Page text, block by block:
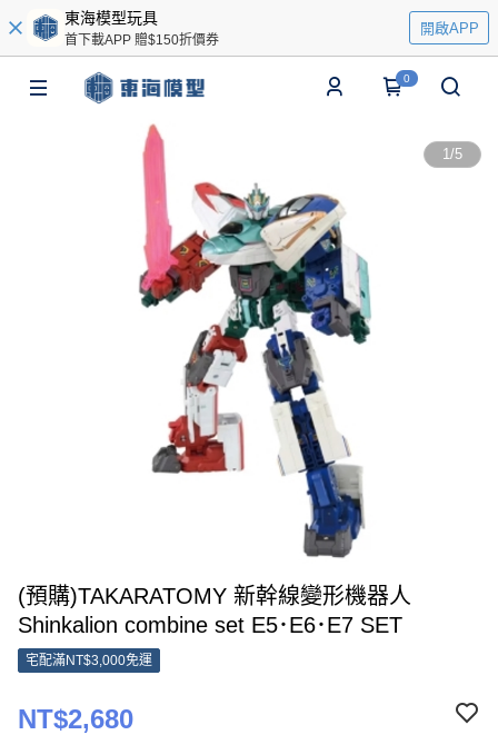
東海模型玩具
首下載APP 贈$150折價券
開啟APP
0
1/5
(預購)TAKARATOMY 新幹線變形機器人
Shinkalion combine set E5･E6･E7 SET
宅配滿NT$3,000免運
NT$2,680